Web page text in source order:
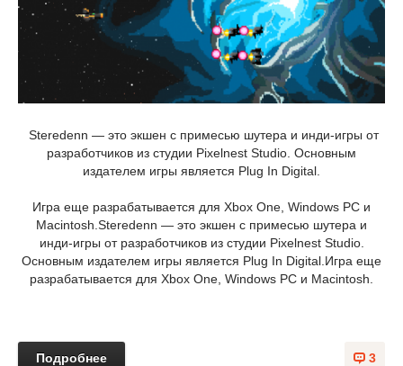
Steredenn — это экшен с примесью шутера и инди-игры от
разработчиков из студии Pixelnest Studio. Основным
издателем игры является Plug In Digital.
Игра еще разрабатывается для Xbox One, Windows PC и
Macintosh.Steredenn — это экшен с примесью шутера и
инди-игры от разработчиков из студии Pixelnest Studio.
Основным издателем игры является Plug In Digital.Игра еще
разрабатывается для Xbox One, Windows PC и Macintosh.
3
Подробнее